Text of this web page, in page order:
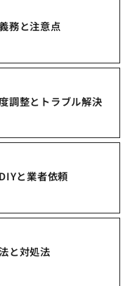
務と注意点
調整とトラブル解決
と業者依頼
と対処法